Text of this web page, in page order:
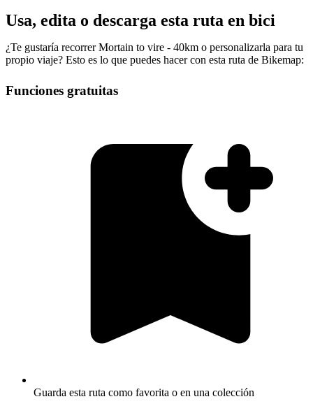
Usa, edita o descarga esta ruta en bici
¿Te gustaría recorrer Mortain to vire - 40km o personalizarla para tu
propio viaje? Esto es lo que puedes hacer con esta ruta de Bikemap:
Funciones gratuitas
Guarda esta ruta como favorita o en una colección